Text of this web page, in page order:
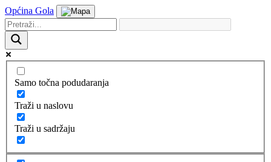
Općina Gola
Samo točna podudaranja
Traži u naslovu
Traži u sadržaju